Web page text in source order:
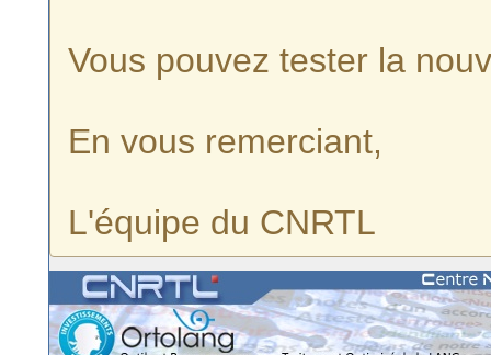
Vous pouvez tester la
En vous remerciant,
L'équipe du CNRTL